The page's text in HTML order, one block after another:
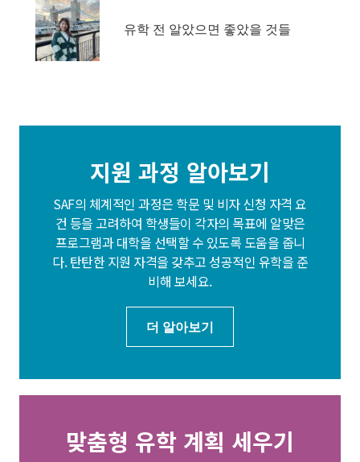
유학 전 알았으면 좋았을 것들
지원 과정 알아보기
SAF의 체계적인 과정은 학문 및 비자 신청 자격 요
건 등을 고려하여 학생들이 각자의 목표에 알맞은
프로그램과 대학을 선택할 수 있도록 도움을 줍니
다. 탄탄한 지원 자격을 갖추고 성공적인 유학을 준
비해 보세요.
더 알아보기
맞춤형 유학 계획 세우기